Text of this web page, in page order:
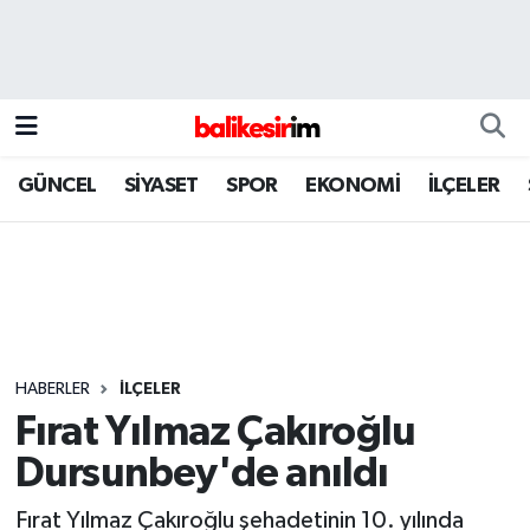
GÜNCEL SİYASET SPOR EKONOMİ İLÇELER
HABERLER İLÇELER
Fırat Yılmaz Çakıroğlu
Dursunbey'de anıldı
Fırat Yılmaz Çakıroğlu şehadetinin 10. yılında